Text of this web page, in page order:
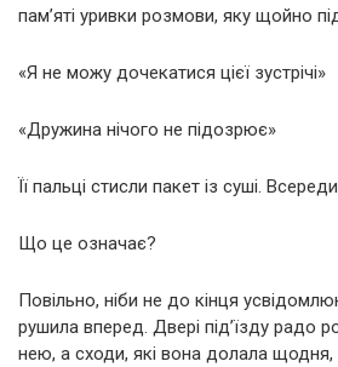
пам’яті уривки розмови, яку щойно
«Я не можу дочекатися цієї зустрічі»
«Дружина нічого не підозрює»
Її пальці стисли пакет із суші.
Що це означає?
Повільно, ніби не до кінця
рушила вперед. Двері під’їзду радо
нею, а сходи, які вона долала